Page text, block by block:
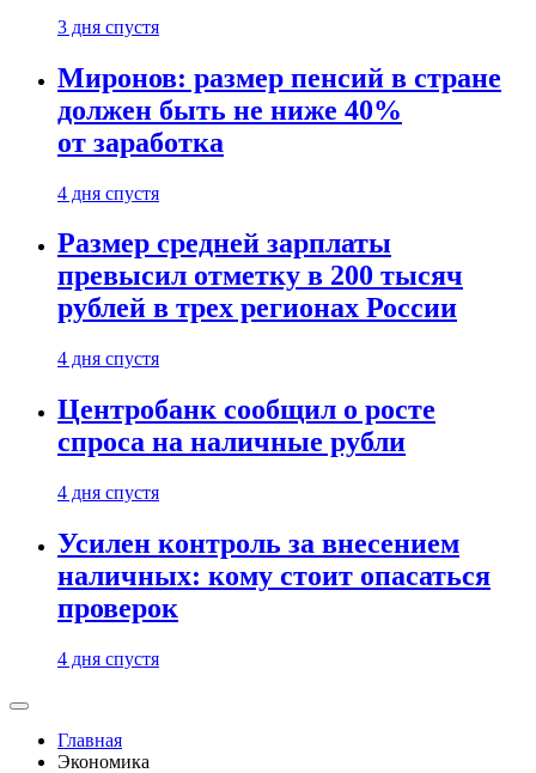
3 дня спустя
Миронов: размер пенсий в стране
должен быть не ниже 40%
от заработка
4 дня спустя
Размер средней зарплаты
превысил отметку в 200 тысяч
рублей в трех регионах России
4 дня спустя
Центробанк сообщил о росте
спроса на наличные рубли
4 дня спустя
Усилен контроль за внесением
наличных: кому стоит опасаться
проверок
4 дня спустя
Главная
Экономика